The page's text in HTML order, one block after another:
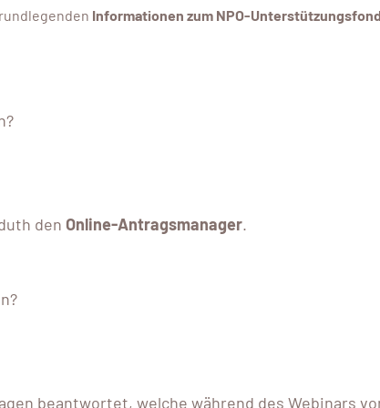
Informationen zum NPO-
den Online-Antragsmanager.
beantwortet, welche während des Webinars
HANDBALL